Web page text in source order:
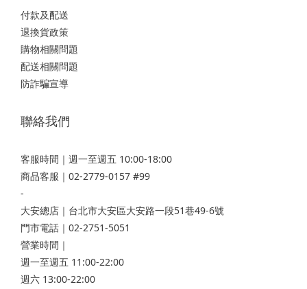
付款及配送
退換貨政策
購物相關問題
配送相關問題
防詐騙宣導
聯絡我們
客服時間｜週一至週五 10:00-18:00
商品客服｜02-2779-0157 #99
-
大安總店 ｜台北市大安區大安路一段51巷49-6號
門市電話｜02-2751-5051
營業時間｜
週一至週五 11:00-22:00
週六 13:00-22:00